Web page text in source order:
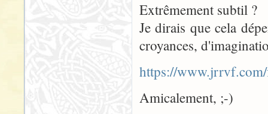
Extrêmement subtil ?
Je dirais que cela
croyances,
https://
Amicalement, ;-)